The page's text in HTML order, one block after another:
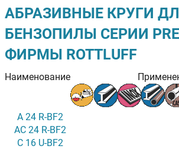
АБРАЗИВНЫЕ КРУГИ
БЕНЗОПИЛЫ СЕРИИ
ФИРМЫ ROTTLUFF
Наименование
A 24 R-BF2
AC 24 R-BF2
C 16 U-BF2